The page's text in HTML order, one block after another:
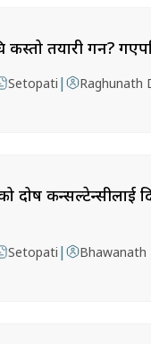
तयारी गर्ने?
Setopati | Raghunath
दोष
Setopati | Bhawanath